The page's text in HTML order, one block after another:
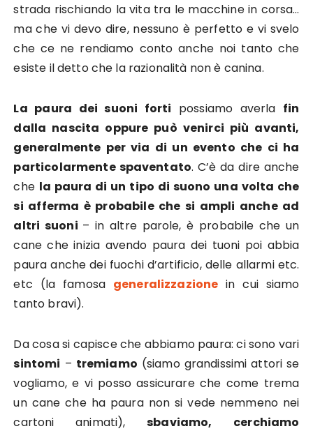
strada rischiando la vita tra le macchine in corsa…
ma che vi devo dire, nessuno è perfetto e vi svelo
che ce ne rendiamo conto anche noi tanto che
esiste il detto che la razionalità non è canina.
La paura dei suoni forti possiamo averla fin
dalla nascita oppure può venirci più avanti,
generalmente per via di un evento che ci ha
particolarmente spaventato. C’è da dire anche
che la paura di un tipo di suono una volta che
si afferma è probabile che si ampli anche ad
altri suoni – in altre parole, è probabile che un
cane che inizia avendo paura dei tuoni poi abbia
paura anche dei fuochi d’artificio, delle allarmi etc.
etc (la famosa generalizzazione in cui siamo
tanto bravi).
Da cosa si capisce che abbiamo paura: ci sono vari
sintomi – tremiamo (siamo grandissimi attori se
vogliamo, e vi posso assicurare che come trema
un cane che ha paura non si vede nemmeno nei
cartoni animati),sbaviamo,
cerchiamo